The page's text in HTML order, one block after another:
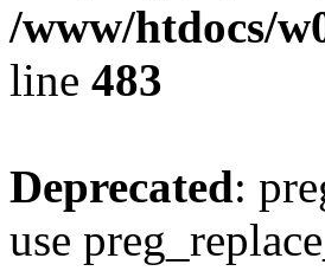
/www/htdocs/
line 483
Deprecated:
use